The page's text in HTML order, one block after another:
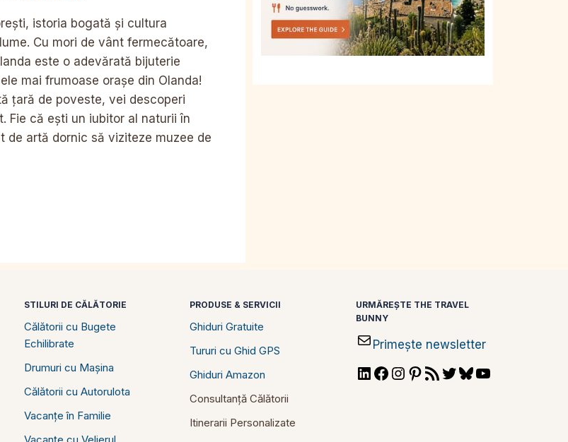
istoria bogată și cultura
Cu mori de vânt fermecătoare,
este o adevărată bijuterie
mai frumoase orașe din Olanda!
țară de poveste, vei descoperi
Fie că ești un iubitor al naturii în
de artă dornic să viziteze muzee de
STILURI DE CĂLĂTORIE
Călătorii cu Bugete
Echilibrate
Drumuri cu Mașina
Călătorii cu Autorulota
Vacanțe în Familie
PRODUSE & SERVICII
Ghiduri Gratuite
Tururi cu Ghid GPS
Ghiduri Amazon
Consultanță Călătorii
Itinerarii Personalizate
URMĂREȘTE THE TRAVEL
BUNNY
Primește newsletter
LinkedIn
Facebook
Instagram
Pinterest
RSSTwitterBluesky